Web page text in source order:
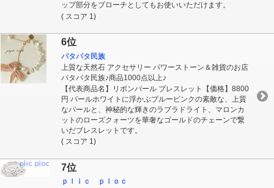
ップ部分をブローチとしてもお使いいただけます。
( スコア 1)
6位
パタパタ民族
上質な天然石 アクセサリー パワーストーン＆雑貨のお店
パタパタ民族♪商品1000点以上♪
【代表商品名】リボンパール ブレスレット【価格】8800
円 パールホワイトに浮かぶブルーピンクの素敵な、上質
なパールと、神秘的な輝きのラブラドライト、マロンカ
ットのローズクォーツを華奢なゴールドのチェーンで繋
いだブレスレットです。
( スコア 1)
7位
ｐｌｉｃ ｐｌｏｃ